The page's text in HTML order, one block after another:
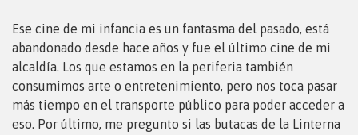
Ese cine de mi infancia es un fantasma del pasado, está
abandonado desde hace años y fue el último cine de mi
alcaldía. Los que estamos en la periferia también
consumimos arte o entretenimiento, pero nos toca pasar
más tiempo en el transporte público para poder acceder a
eso. Por último, me pregunto si las butacas de la Linterna